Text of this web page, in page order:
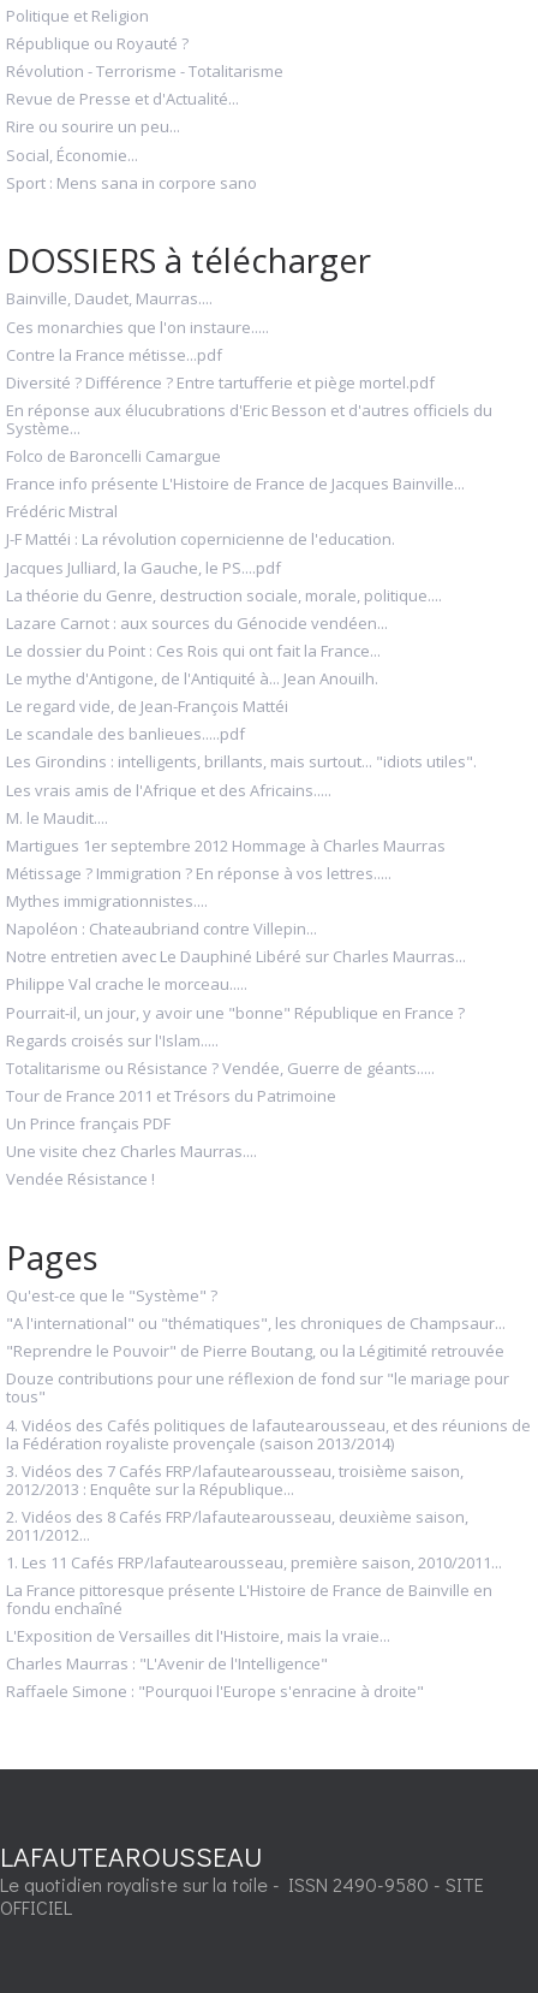
Politique et Religion
République ou Royauté ?
Révolution - Terrorisme - Totalitarisme
Revue de Presse et d'Actualité...
Rire ou sourire un peu...
Social, Économie...
Sport : Mens sana in corpore sano
DOSSIERS à télécharger
Bainville, Daudet, Maurras....
Ces monarchies que l'on instaure.....
Contre la France métisse...pdf
Diversité ? Différence ? Entre tartufferie et piège mortel.pdf
En réponse aux élucubrations d'Eric Besson et d'autres officiels du
Système...
Folco de Baroncelli Camargue
France info présente L'Histoire de France de Jacques Bainville...
Frédéric Mistral
J-F Mattéi : La révolution copernicienne de l'education.
Jacques Julliard, la Gauche, le PS....pdf
La théorie du Genre, destruction sociale, morale, politique....
Lazare Carnot : aux sources du Génocide vendéen...
Le dossier du Point : Ces Rois qui ont fait la France...
Le mythe d'Antigone, de l'Antiquité à... Jean Anouilh.
Le regard vide, de Jean-François Mattéi
Le scandale des banlieues.....pdf
Les Girondins : intelligents, brillants, mais surtout... "idiots utiles".
Les vrais amis de l'Afrique et des Africains.....
M. le Maudit....
Martigues 1er septembre 2012 Hommage à Charles Maurras
Métissage ? Immigration ? En réponse à vos lettres.....
Mythes immigrationnistes....
Napoléon : Chateaubriand contre Villepin...
Notre entretien avec Le Dauphiné Libéré sur Charles Maurras...
Philippe Val crache le morceau.....
Pourrait-il, un jour, y avoir une "bonne" République en France ?
Regards croisés sur l'Islam.....
Totalitarisme ou Résistance ? Vendée, Guerre de géants.....
Tour de France 2011 et Trésors du Patrimoine
Un Prince français PDF
Une visite chez Charles Maurras....
Vendée Résistance !
Pages
Qu'est-ce que le "Système" ?
"A l'international" ou "thématiques", les chroniques de Champsaur...
"Reprendre le Pouvoir" de Pierre Boutang, ou la Légitimité retrouvée
Douze contributions pour une réflexion de fond sur "le mariage pour
tous"
4. Vidéos des Cafés politiques de lafautearousseau, et des réunions de
la Fédération royaliste provençale (saison 2013/2014)
3. Vidéos des 7 Cafés FRP/lafautearousseau, troisième saison,
2012/2013 : Enquête sur la République...
2. Vidéos des 8 Cafés FRP/lafautearousseau, deuxième saison,
2011/2012...
1. Les 11 Cafés FRP/lafautearousseau, première saison, 2010/2011...
La France pittoresque présente L'Histoire de France de Bainville en
fondu enchaîné
L'Exposition de Versailles dit l'Histoire, mais la vraie...
Charles Maurras : "L'Avenir de l'Intelligence"
Raffaele Simone : "Pourquoi l'Europe s'enracine à droite"
LAFAUTEAROUSSEAU
Le quotidien royaliste sur la toile - ISSN 2490-9580 - SITE
OFFICIEL